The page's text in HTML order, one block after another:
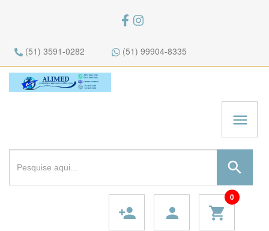
(51) 3591-0282 (51) 99904-8335
menu
search
shopping_cart
0
person
person_add